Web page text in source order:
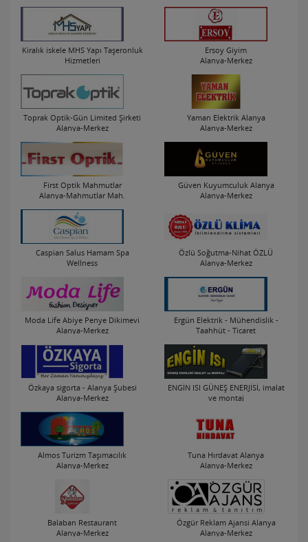
Kiralık iskele MHS Yapı Taşeronluk
Hizmetleri
Ersoy Giyim
Alanya-Merkez
Toprak Optik-Gün Limited Şirketi
Alanya-Merkez
Yaman Elektrik Alanya
Alanya-Merkez
First Optik Mahmutlar
Alanya-Mahmutlar Mah.
Güven Kuyumculuk Alanya
Alanya-Merkez
Caspian Salus Hamam Spa
Wellness
Özlü Soğutma-Nihat ÖZLÜ
Alanya-Merkez
Moda Life Abiye Penye Dikimevi
Alanya-Merkez
Ergün Elektrik - Mühendislik -
Taahhüt - Ticaret
Özkaya sigorta - Alanya Şubesi
Alanya-Merkez
ENGİN ISI GÜNEŞ ENERJİSİ, imalat
ve montaj
Almos Turizm Taşımacılık
Alanya-Merkez
Tuna Hırdavat Alanya
Alanya-Merkez
Balaban Restaurant
Alanya-Merkez
Özgür Reklam Ajansi Alanya
Alanya-Merkez